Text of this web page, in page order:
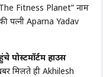
Fitness Planet” नाम
पत्नी Aparna Yadav
पोस्टमॉर्टम हाउस
मिलते ही Akhilesh